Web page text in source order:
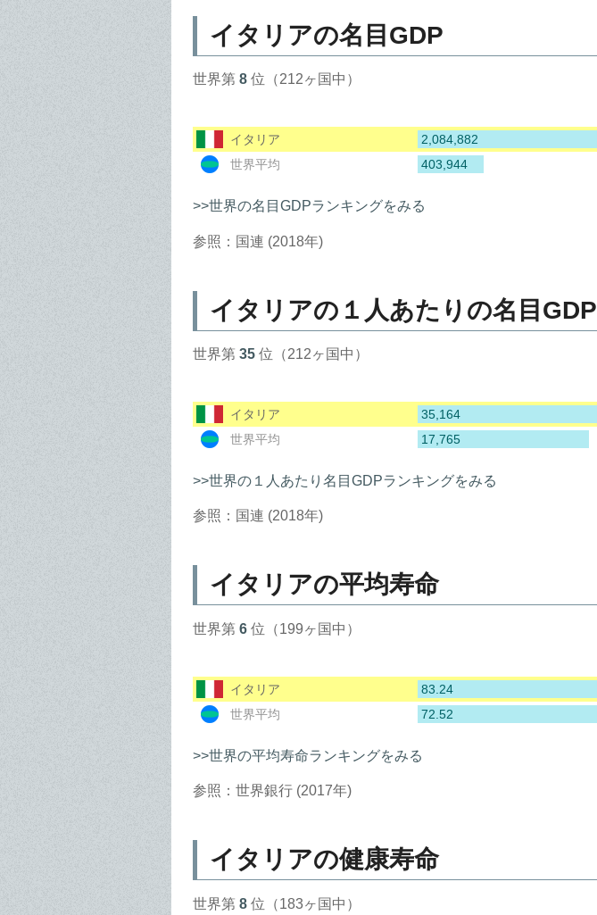
イタリアの名目GDP
世界第 8 位（212ヶ国中）
イタリア
2,084,882
世界平均
403,944
>>世界の名目GDPランキングをみる
参照：国連 (2018年)
イタリアの１人あたりの名目GDP
世界第 35 位（212ヶ国中）
イタリア
35,164
世界平均
17,765
>>世界の１人あたり名目GDPランキングをみる
参照：国連 (2018年)
イタリアの平均寿命
世界第 6 位（199ヶ国中）
イタリア
83.24
世界平均
72.52
>>世界の平均寿命ランキングをみる
参照：世界銀行 (2017年)
イタリアの健康寿命
世界第 8 位（183ヶ国中）